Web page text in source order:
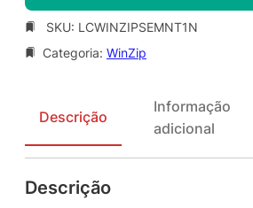
SKU: LCWINZIPSEMNT1N
Categoria: WinZip
Descrição
Informação
adicional
Descrição